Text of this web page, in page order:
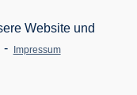
Website und
- Impressum